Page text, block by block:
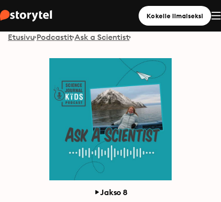
Kokeile ilmaiseksi
Etusivu Podcastit Ask a Scientist
Jakso 8